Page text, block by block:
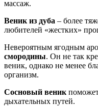
массаж.
Веник из дуба – более
любителей «жестких»
Невероятным ягодным
смородины. Он не так
веник, однако не менее
организм.
Сосновый веник
дыхательных путей.